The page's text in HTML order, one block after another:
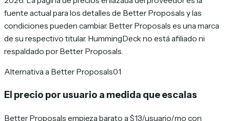
fuente actual para los detalles de Better Proposals y las
condiciones pueden cambiar. Better Proposals es una marca
de su respectivo titular. HummingDeck no está afiliado ni
respaldado por Better Proposals.
Alternativa a Better Proposals01
El precio por usuario a medida que escalas
Better Proposals empieza barato a $13/usuario/mo con